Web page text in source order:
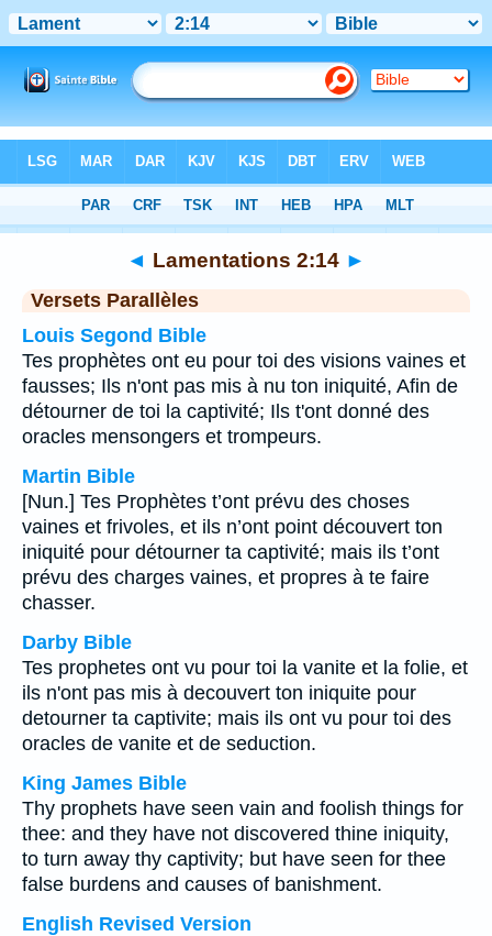
> Chapitre 2 > Verset 14
◄ Lamentations 2:14 ►
Versets Parallèles
Louis Segond Bible
Tes prophètes ont eu pour toi des visions vaines et
fausses; Ils n'ont pas mis à nu ton iniquité, Afin de
détourner de toi la captivité; Ils t'ont donné des
oracles mensongers et trompeurs.
Martin Bible
[Nun.] Tes Prophètes t’ont prévu des choses
vaines et frivoles, et ils n’ont point découvert ton
iniquité pour détourner ta captivité; mais ils t’ont
prévu des charges vaines, et propres à te faire
chasser.
Darby Bible
Tes prophetes ont vu pour toi la vanite et la folie, et
ils n'ont pas mis à decouvert ton iniquite pour
detourner ta captivite; mais ils ont vu pour toi des
oracles de vanite et de seduction.
King James Bible
Thy prophets have seen vain and foolish things for
thee: and they have not discovered thine iniquity,
to turn away thy captivity; but have seen for thee
false burdens and causes of banishment.
English Revised Version